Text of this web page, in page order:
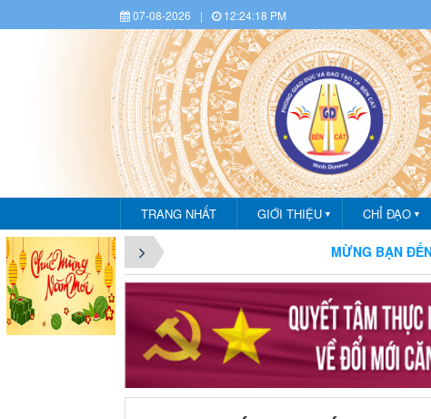
07-08-2026 | 12:24:19 PM
TRANG NHẤT GIỚI THIỆU ▼ CHỈ ĐẠO ▼
CHÀO MỪNG BẠN ĐẾN VỚI CỔNG